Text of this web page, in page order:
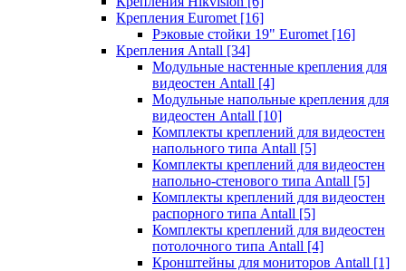
Крепления Euromet [16]
Рэковые стойки 19" Euromet [16]
Крепления Antall [34]
Модульные настенные крепления для
видеостен Antall [4]
Модульные напольные крепления для
видеостен Antall [10]
Комплекты креплений для видеостен
напольного типа Antall [5]
Комплекты креплений для видеостен
напольно-стенового типа Antall [5]
Комплекты креплений для видеостен
распорного типа Antall [5]
Комплекты креплений для видеостен
потолочного типа Antall [4]
Кронштейны для мониторов Antall [1]